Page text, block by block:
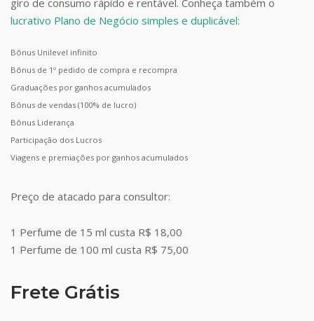
lucrativo Plano de Negócio simples e duplicável:
Bônus Unilevel infinito
Bônus de 1º pedido de compra e recompra
Graduações por ganhos acumulados
Bônus de vendas (100% de lucro)
Bônus Liderança
Participação dos Lucros
Viagens e premiações por ganhos acumulados
Preço de atacado para consultor:
1 Perfume de 15 ml custa R$ 18,00
1 Perfume de 100 ml custa R$ 75,00
Frete Grátis